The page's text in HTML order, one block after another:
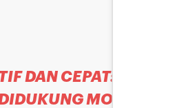
DAN CEPAT: RUF
MOTUL